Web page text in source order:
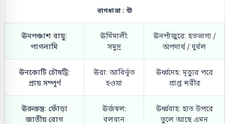
বাগধারা : ঊ
ঊনপঞ্চাশ বায়ু:
পাগলামি
ঊর্মিমালী:
সমুদ্র
ঊনপাঁজুরে: হতভাগ্য /
অপদার্থ / দুর্বল
ঊনকোটি চৌষট্টি:
প্রায় সম্পূর্ণ
ঊরা: আবির্ভূত
হওয়া
ঊর্ধ্বদেহ: মৃত্যুর পরে
প্রাপ্ত শরীর
ঊরুস্তম্ভ: ফোঁড়া
জাতীয় রোগ
ঊর্জস্বল:
বলবান
ঊর্ধ্ববাহ: হাত উপরে
তুলে আছে এমন